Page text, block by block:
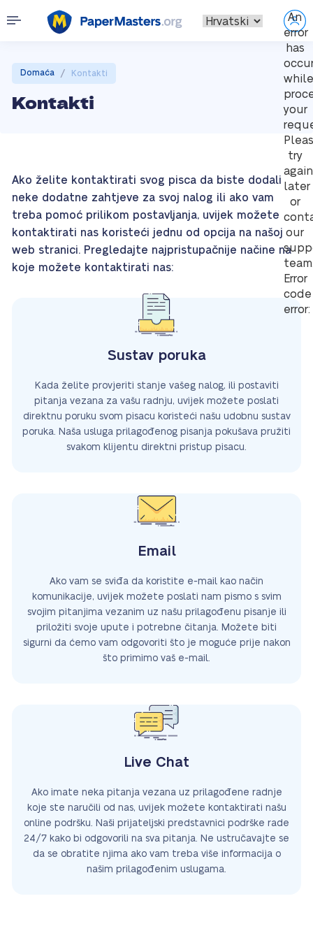
An
error
has
while
your
try
again
later
or
our
Error
code
error:
Domaća / Kontakti
Kontakti
Ako želite kontaktirati svog pisca da biste dodali
neke dodatne zahtjeve za svoj nalog ili ako vam
treba pomoć prilikom postavljanja, uvijek možete
kontaktirati nas koristeći jednu od opcija na našoj
web stranici. Pregledajte najpristupačnije načine na
koje možete kontaktirati nas:
Sustav poruka
Kada želite provjeriti stanje vašeg nalog, ili postaviti
pitanja vezana za vašu radnju, uvijek možete poslati
direktnu poruku svom pisacu koristeći našu udobnu sustav
poruka. Naša usluga prilagođenog pisanja pokušava pružiti
svakom klijentu direktni pristup pisacu.
Email
Ako vam se sviđa da koristite e-mail kao način
komunikacije, uvijek možete poslati nam pismo s svim
svojim pitanjima vezanim uz našu prilagođenu pisanje ili
priložiti svoje upute i potrebne čitanja. Možete biti
sigurni da ćemo vam odgovoriti što je moguće prije nakon
što primimo vaš e-mail.
Live Chat
Ako imate neka pitanja vezana uz prilagođene radnje
koje ste naručili od nas, uvijek možete kontaktirati našu
online podršku. Naši prijateljski predstavnici podrške rade
24/7 kako bi odgovorili na sva pitanja. Ne ustručavajte se
da se obratite njima ako vam treba više informacija o
našim prilagođenim uslugama.